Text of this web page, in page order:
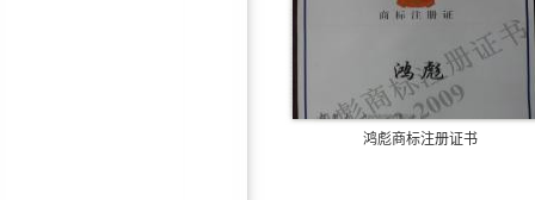
鸿彪商标注册证书